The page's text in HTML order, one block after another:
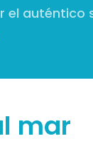
el auténtico
mar